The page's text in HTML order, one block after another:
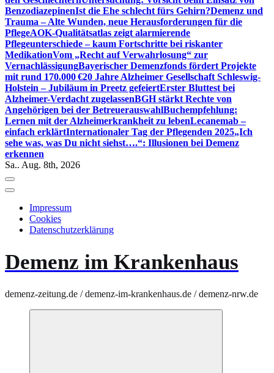
BenzodiazepinenIst die Ehe schlecht fürs Gehirn?Demenz und
Trauma – Alte Wunden, neue Herausforderungen für die
PflegeAOK-Qualitätsatlas zeigt alarmierende
Pflegeunterschiede – kaum Fortschritte bei riskanter
MedikationVom „Recht auf Verwahrlosung“ zur
VernachlässigungBayerischer Demenzfonds fördert Projekte
mit rund 170.000 €20 Jahre Alzheimer Gesellschaft Schleswig-
Holstein – Jubiläum in Preetz gefeiertErster Bluttest bei
Alzheimer-Verdacht zugelassenBGH stärkt Rechte von
Angehörigen bei der BetreuerauswahlBuchempfehlung:
Lernen mit der Alzheimerkrankheit zu lebenLecanemab –
einfach erklärtInternationaler Tag der Pflegenden 2025„Ich
sehe was, was Du nicht siehst….“: Illusionen bei Demenz
erkennen
Sa.. Aug. 8th, 2026
Impressum
Cookies
Datenschutzerklärung
Demenz im Krankenhaus
demenz-zeitung.de / demenz-im-krankenhaus.de / demenz-nrw.de